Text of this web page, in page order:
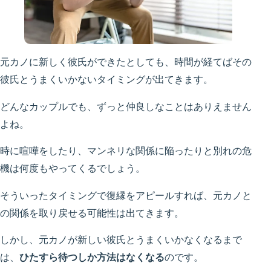
元カノに新しく彼氏ができたとしても、時間が経てばその
彼氏とうまくいかないタイミングが出てきます。
どんなカップルでも、ずっと仲良しなことはありえません
よね。
時に喧嘩をしたり、マンネリな関係に陥ったりと別れの危
機は何度もやってくるでしょう。
そういったタイミングで復縁をアピールすれば、元カノと
の関係を取り戻せる可能性は出てきます。
しかし、元カノが新しい彼氏とうまくいかなくなるまで
は、 ひたすら待つしか方法はなくなるのです。